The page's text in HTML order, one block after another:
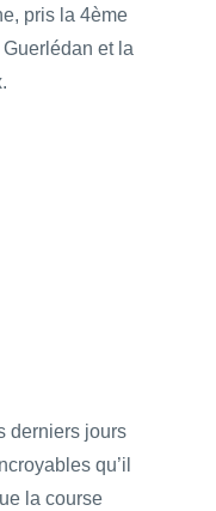
pris la 4ème
et la
derniers jours
qu’il
la course